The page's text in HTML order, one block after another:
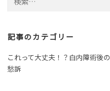
記事のカテゴリー
これって大丈夫！？白内障術後の
愁訴